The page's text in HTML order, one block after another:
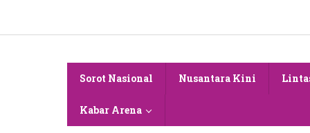
konten
Sorot Nasional Nusantara Kini
Kabar Arena